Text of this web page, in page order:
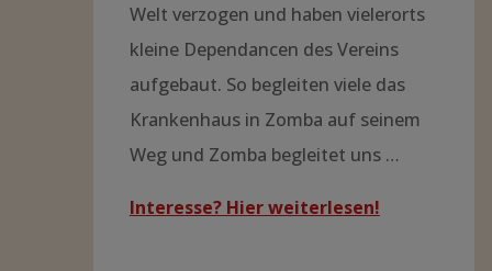
Welt verzogen und haben vielerorts
kleine Dependancen des Vereins
aufgebaut. So begleiten viele das
Krankenhaus in Zomba auf seinem
Weg und Zomba begleitet uns …
Interesse? Hier weiterlesen!